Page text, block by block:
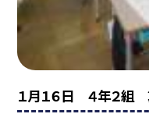
１月１６日 ４年２組